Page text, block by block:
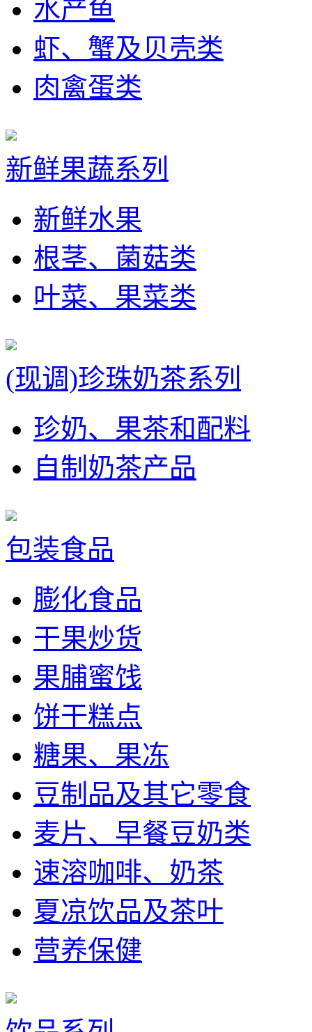
水产鱼
虾、蟹及贝壳类
肉禽蛋类
新鲜果蔬系列
新鲜水果
根茎、菌菇类
叶菜、果菜类
(现调)珍珠奶茶系列
珍奶、果茶和配料
自制奶茶产品
包装食品
膨化食品
干果炒货
果脯蜜饯
饼干糕点
糖果、果冻
豆制品及其它零食
麦片、早餐豆奶类
速溶咖啡、奶茶
夏凉饮品及茶叶
营养保健